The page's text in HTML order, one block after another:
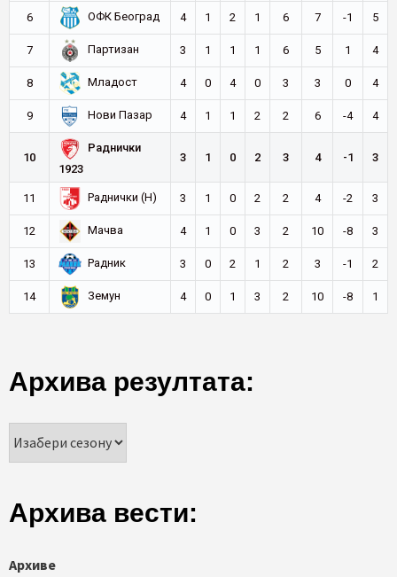
6 ОФК Београд 4 1 2 1 6 7 -1 5
7 Партизан 3 1 1 1 6 5 1 4
8 Младост 4 0 4 0 3 3 0 4
9 Нови Пазар 4 1 1 2 2 6 -4 4
10
Раднички
1923
3 1 0 2 3 4 -1 3
11 Раднички (Н) 3 1 0 2 2 4 -2 3
12 Мачва 4 1 0 3 2 10 -8 3
13 Радник 3 0 2 1 2 3 -1 2
14 Земун 4 0 1 3 2 10 -8 1
Архива резултата:
Архива вести:
Архиве